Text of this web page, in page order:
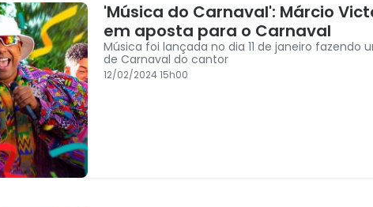
'Música do Carnaval': Márcio
em aposta para o Carnaval
Música foi lançada no dia 11 de janeiro
de Carnaval do cantor
12/02/2024 15h00